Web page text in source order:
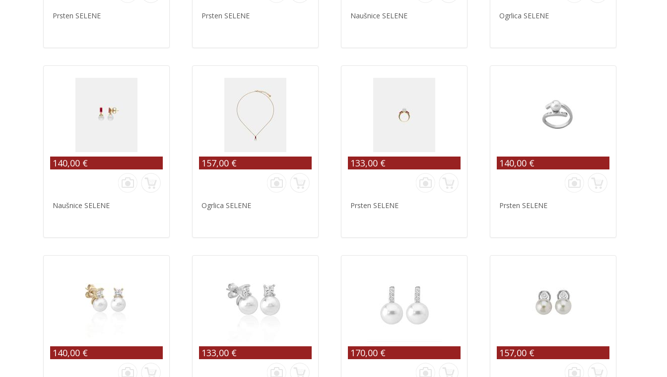
Prsten SELENE Prsten SELENE Naušnice SELENE Ogrlica SELENE
140,00 €
Naušnice SELENE
157,00 €
Ogrlica SELENE
133,00 €
Prsten SELENE
140,00 €
Prsten SELENE
140,00 € 133,00 € 170,00 € 157,00 €